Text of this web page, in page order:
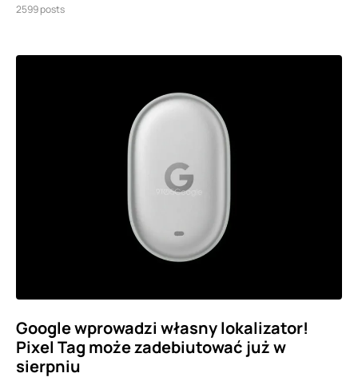
2599 posts
Google wprowadzi własny lokalizator!
Pixel Tag może zadebiutować już w
sierpniu